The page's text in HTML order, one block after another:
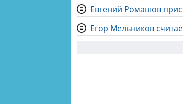
Евгений Ромашов
Егор Мельников